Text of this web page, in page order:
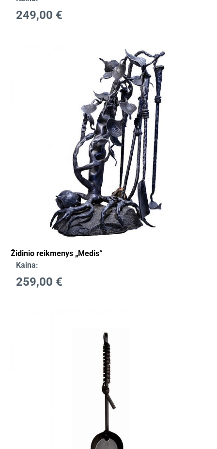
249,00 €
Židinio reikmenys „Medis“
Kaina:
259,00 €